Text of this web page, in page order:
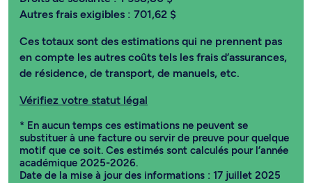
Autres frais exigibles : 701,62 $
Ces totaux sont des estimations qui ne prennent pas
en compte les autres coûts tels les frais d’assurances,
de résidence, de transport, de manuels, etc.
Vérifiez votre statut légal
* En aucun temps ces estimations ne peuvent se
substituer à une facture ou servir de preuve pour quelque
motif que ce soit. Ces estimés sont calculés pour l’année
académique 2025-2026.
Date de la mise à jour des informations : 17 juillet 2025